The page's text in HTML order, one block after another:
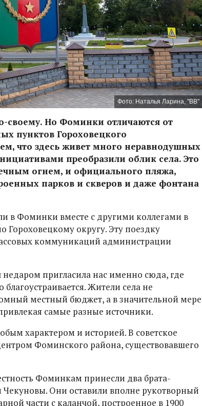
Фото: Наталья Ларина, "ВВ"
своему. Но Фоминки отличаются от
пунктов Гороховецкого
что здесь живет много неравнодушных
преобразили облик села. Это
огнем, и официального пляжа,
парков и скверов и даже фонтана
в Фоминки вместе с другими коллегами в
Гороховецкому округу. Эту поездку
коммуникаций администрации
недаром пригласила нас именно сюда, где
благоустраивается. Жители села не
местный бюджет, а в значительной мере
самые разные источники.
характером и историей. В советское
Фоминского района, существовавшего
Фоминкам принесли два брата-
Чекуновы. Они оставили вполне рукотворный
части с каланчой, построенное в 1900